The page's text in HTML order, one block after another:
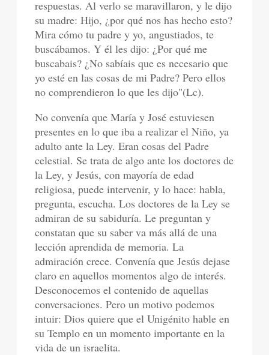
respuestas. Al verlo se maravillaron, y le dijo
su madre: Hijo, ¿por qué nos has hecho esto?
Mira cómo tu padre y yo, angustiados, te
buscábamos. Y él les dijo: ¿Por qué me
buscabais? ¿No sabíais que es necesario que
yo esté en las cosas de mi Padre? Pero ellos
no comprendieron lo que les dijo"(Lc).
No convenía que María y José estuviesen
presentes en lo que iba a realizar el Niño, ya
adulto ante la Ley. Eran cosas del Padre
celestial. Se trata de algo ante los doctores de
la Ley, y Jesús, con mayoría de edad
religiosa, puede intervenir, y lo hace: habla,
pregunta, escucha. Los doctores de la Ley se
admiran de su sabiduría. Le preguntan y
constatan que su saber va más allá de una
lección aprendida de memoria. La
admiración crece. Convenía que Jesús dejase
claro en aquellos momentos algo de interés.
Desconocemos el contenido de aquellas
conversaciones. Pero un motivo podemos
intuir: Dios quiere que el Unigénito hable en
su Templo en un momento importante en la
vida de un israelita.